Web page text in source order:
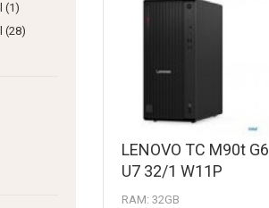
(1)
(28)
LENOVO TC M90t G6
U7 32/1 W11P
RAM: 32GB